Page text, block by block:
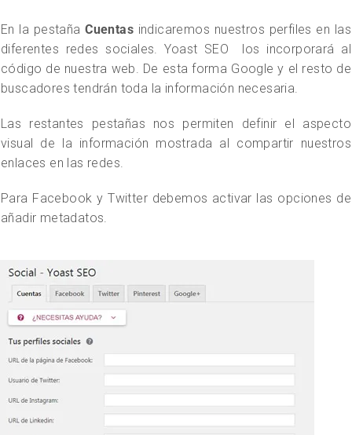
En la pestañaCuentas indicaremos nuestros perfiles en las
diferentes redes sociales. Yoast SEO los incorporará al
código de nuestra web. De esta forma Google y el resto de
buscadores tendrán toda la información necesaria.
Las restantes pestañas nos permiten definir el aspecto
visual de la información mostrada al compartir nuestros
enlaces en las redes.
Para Facebook y Twitter debemos activar las opciones de
añadir metadatos.